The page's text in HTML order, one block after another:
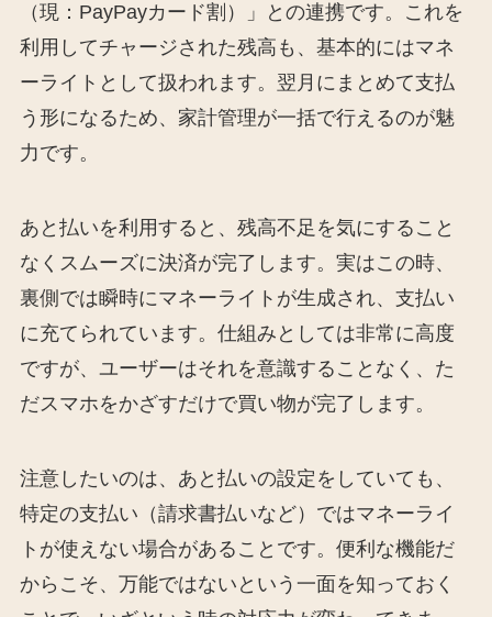
（現：PayPayカード割）」との連携です。これを
利用してチャージされた残高も、基本的にはマネ
ーライトとして扱われます。翌月にまとめて支払
う形になるため、家計管理が一括で行えるのが魅
力です。
あと払いを利用すると、残高不足を気にすること
なくスムーズに決済が完了します。実はこの時、
裏側では瞬時にマネーライトが生成され、支払い
に充てられています。仕組みとしては非常に高度
ですが、ユーザーはそれを意識することなく、た
だスマホをかざすだけで買い物が完了します。
注意したいのは、あと払いの設定をしていても、
特定の支払い（請求書払いなど）ではマネーライ
トが使えない場合があることです。便利な機能だ
からこそ、万能ではないという一面を知っておく